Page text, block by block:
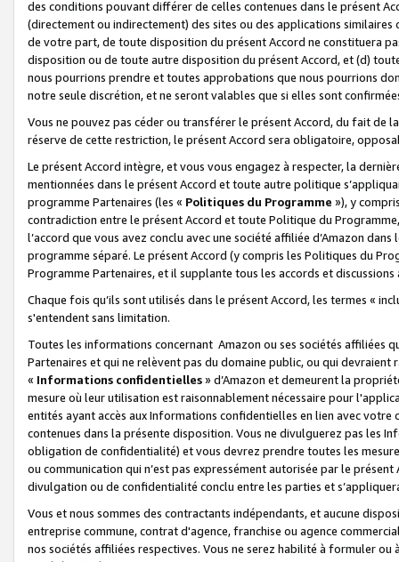
des conditions pouvant différer de celles contenues dans le présent
(directement ou indirectement) des sites ou des applications
de votre part, de toute disposition du présent Accord ne constituera
disposition ou de toute autre disposition du présent Accord, et (d)
nous pourrions prendre et toutes approbations que nous pourrions
notre seule discrétion, et ne seront valables que si elles sont
Vous ne pouvez pas céder ou transférer le présent Accord, du fait de
réserve de cette restriction, le présent Accord sera obligatoire,
Le présent Accord intègre, et vous vous engagez à respecter, la
mentionnées dans le présent Accord et toute autre politique
programme Partenaires (les « Politiques du Programme »), y
contradiction entre le présent Accord et toute Politique du
l’accord que vous avez conclu avec une société affiliée d’Amazon
programme séparé. Le présent Accord (y compris les Politiques du
Programme Partenaires, et il supplante tous les accords et discussions
Chaque fois qu’ils sont utilisés dans le présent Accord, les termes «
s'entendent sans limitation.
Toutes les informations concernant Amazon ou ses sociétés affiliées
Partenaires et qui ne relèvent pas du domaine public, ou qui
« Informations confidentielles» d’Amazon et demeurent la
mesure où leur utilisation est raisonnablement nécessaire pour
entités ayant accès aux Informations confidentielles en lien avec
contenues dans la présente disposition. Vous ne divulguerez pas les
obligation de confidentialité) et vous devrez prendre toutes les
ou communication qui n’est pas expressément autorisée par le
divulgation ou de confidentialité conclu entre les parties et
Vous et nous sommes des contractants indépendants, et aucune
entreprise commune, contrat d'agence, franchise ou agence
nos sociétés affiliées respectives. Vous ne serez habilité à formuler